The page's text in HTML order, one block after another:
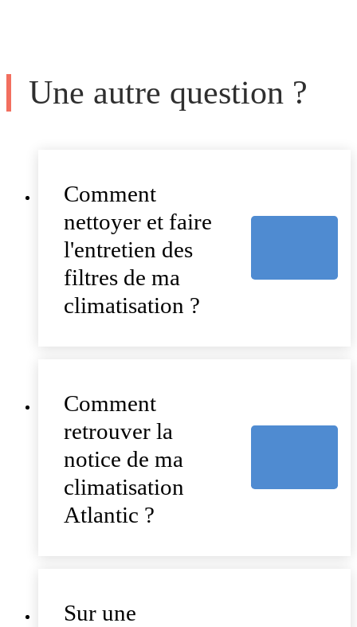
Une autre question ?
Comment
nettoyer et faire
l'entretien des
filtres de ma
climatisation ?
Comment
retrouver la
notice de ma
climatisation
Atlantic ?
Sur une